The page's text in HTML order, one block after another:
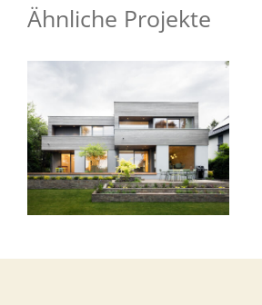
Ähnliche Projekte
Wohnhaus N49